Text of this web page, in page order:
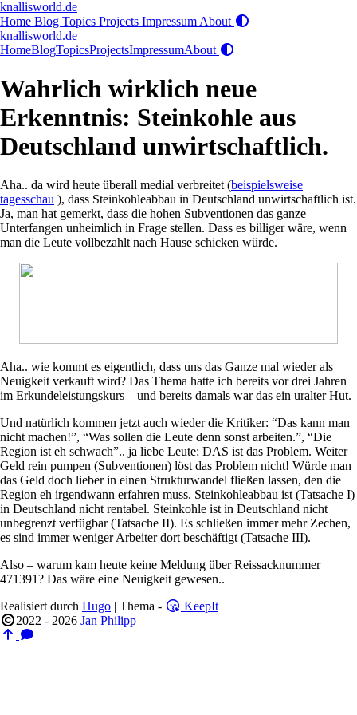
knallisworld.de
Home Blog Topics Projects Impressum About
knallisworld.de
HomeBlogTopicsProjectsImpressumAbout
Wahrlich wirklich neue
Erkenntnis: Steinkohle aus
Deutschland unwirtschaftlich.
Aha.. da wird heute überall medial verbreitet (beispielsweise
tagesschau ), dass Steinkohleabbau in Deutschland unwirtschaftlich ist.
Ja, man hat gemerkt, dass die hohen Subventionen das ganze
Unterfangen unheimlich in Frage stellen. Dass es billiger wäre, wenn
man die Leute vollbezahlt nach Hause schicken würde.
Aha.. wie kommt es eigentlich, dass uns das Ganze mal wieder als
Neuigkeit verkauft wird? Das Thema hatte ich bereits vor drei Jahren
im Erkundeleistungskurs – und bereits damals war das ein uralter Hut.
Und natürlich kommen jetzt auch wieder die Kritiker: “Das kann man
nicht machen!”, “Was sollen die Leute denn sonst arbeiten.”, “Die
Region ist eh schwach”.. ja liebe Leute: DAS ist das Problem. Weiter
Geld rein pumpen (Subventionen) löst das Problem nicht! Würde man
das Geld doch lieber in einen Strukturwandel fließen lassen, den die
Region eh irgendwann erfahren muss. Steinkohleabbau ist (Tatsache I)
in Deutschland nicht rentabel. Steinkohle ist in Deutschland nicht
unbegrenzt verfügbar (Tatsache II). Es schließen immer mehr Zechen,
es sind immer weniger Arbeiter dort beschäftigt (Tatsache III).
Also – warum kam heute keine Meldung über Reissacknummer
471391? Das wäre eine Neuigkeit gewesen..
Realisiert durch Hugo | Thema -
KeepIt
2022 - 2026 Jan Philipp